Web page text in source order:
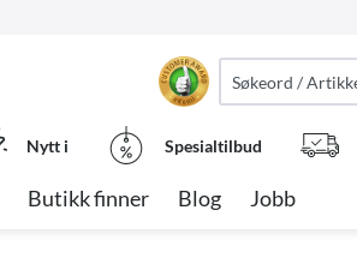
Nytt i Spesialtilbud
Butikk finner Blog Jobb